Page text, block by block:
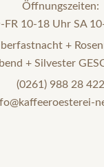
Öffnungszeiten:
FR 10-18 Uhr SA
+
+ Silvester
(0261) 988 28 422